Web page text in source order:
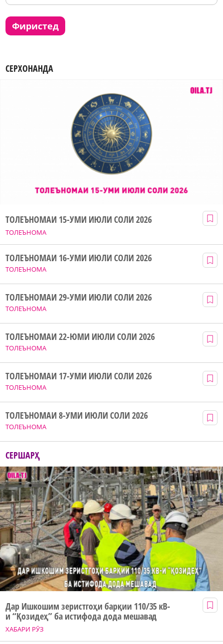
фиристед
СЕРХОНАНДА
ТОЛЕЪНОМА
ТОЛЕЪНОМАИ 15-УМИ ИЮЛИ СОЛИ 2026
ТОЛЕЪНОМА
ТОЛЕЪНОМАИ 16-УМИ ИЮЛИ СОЛИ 2026
ТОЛЕЪНОМА
ТОЛЕЪНОМАИ 29-УМИ ИЮЛИ СОЛИ 2026
ТОЛЕЪНОМА
ТОЛЕЪНОМАИ 22-ЮМИ ИЮЛИ СОЛИ 2026
ТОЛЕЪНОМА
ТОЛЕЪНОМАИ 17-УМИ ИЮЛИ СОЛИ 2026
ТОЛЕЪНОМА
ТОЛЕЪНОМАИ 8-УМИ ИЮЛИ СОЛИ 2026
СЕРШАРҲ
ХАБАРИ РӮЗ
Дар Ишкошим зеристгоҳи барқии 110/35 кВ-
и “Қозидеҳ” ба истифода дода мешавад